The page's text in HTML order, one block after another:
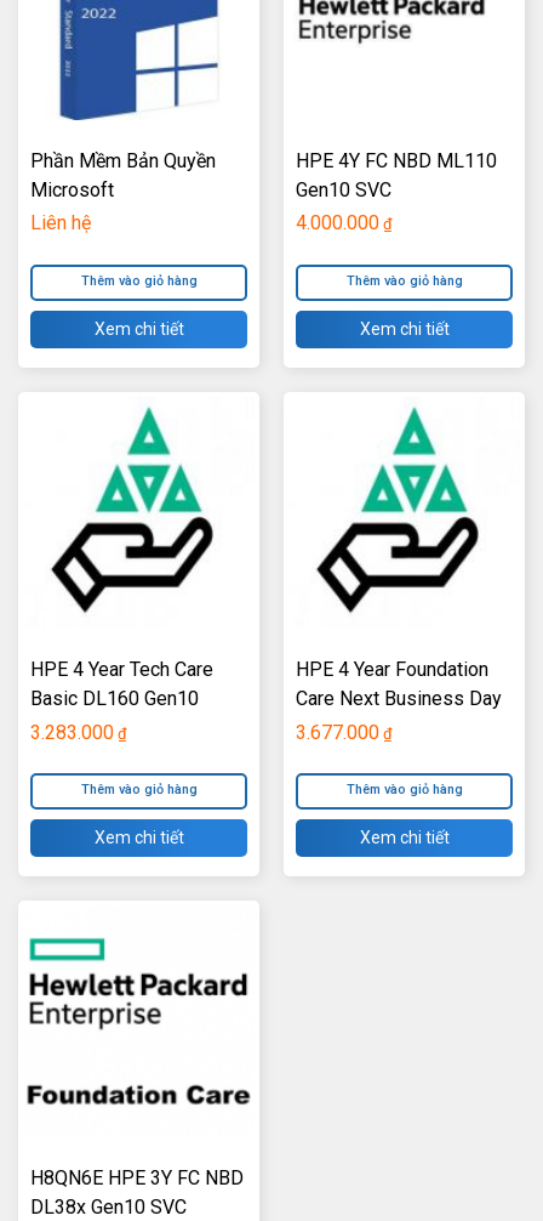
Phần Mềm Bản Quyền
Microsoft
WinSvrSTDCore
Standard Core 2022
SNGL OLP 16Lic NL
CoreLic
Liên hệ
Thêm vào giỏ hàng
Xem chi tiết
HPE 4Y FC NBD ML110
Gen10 SVC
4.000.000 ₫
Thêm vào giỏ hàng
Xem chi tiết
HPE 4 Year Tech Care
Basic DL160 Gen10
Service
3.283.000 ₫
Thêm vào giỏ hàng
Xem chi tiết
HPE 4 Year Foundation
Care Next Business Day
DL360 Gen10 Service
3.677.000 ₫
Thêm vào giỏ hàng
Xem chi tiết
H8QN6E HPE 3Y FC NBD
DL38x Gen10 SVC